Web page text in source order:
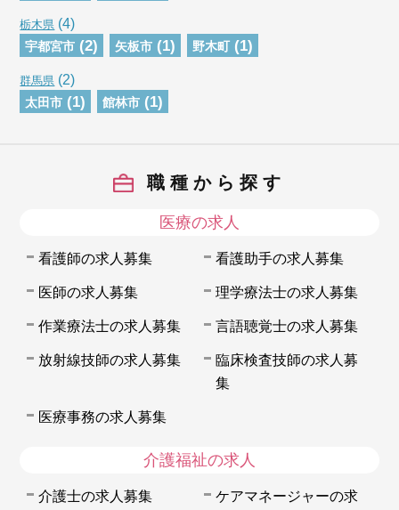
栃木県 (4)
宇都宮市 (2) 矢板市 (1) 野木町 (1)
群馬県 (2)
太田市 (1) 館林市 (1)
職種から探す
医療の求人
看護師の求人募集 看護助手の求人募集
医師の求人募集 理学療法士の求人募集
作業療法士の求人募集 言語聴覚士の求人募集
放射線技師の求人募集
臨床検査技師の求人募
集
医療事務の求人募集
介護福祉の求人
介護士の求人募集
ケアマネージャーの求